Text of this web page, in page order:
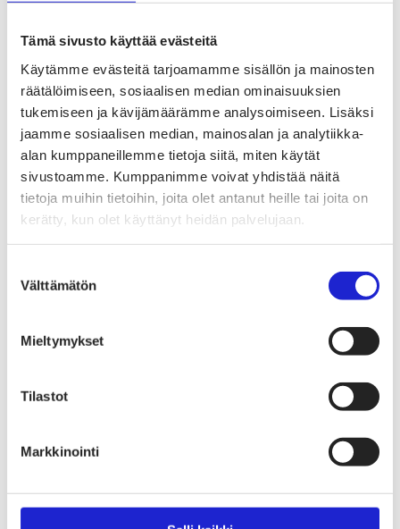
Tämä sivusto käyttää evästeitä
Käytämme evästeitä tarjoamamme sisällön ja mainosten
räätälöimiseen, sosiaalisen median ominaisuuksien
tukemiseen ja kävijämäärämme analysoimiseen. Lisäksi
jaamme sosiaalisen median, mainosalan ja analytiikka-
alan kumppaneillemme tietoja siitä, miten käytät
sivustoamme. Kumppanimme voivat yhdistää näitä
tietoja muihin tietoihin, joita olet antanut heille tai joita on
kerätty, kun olet käyttänyt heidän palvelujaan.
valinta
Välttämätön
Mieltymykset
Tilastot
Markkinointi
Tekstiilien tuottajavastuu (EPR)
Kannanotot ja lausunnot
Lausunnot ja kantapaperit
Pikamuodin rajoittaminen
Vaikuttajaryhmät jäsenyrityksille
Työelämä-vaikuttajaryhmä
Yritysvastuu, kiertotalous ja toimivat markkinat -
vaikuttajaryhmä
Kansainvälinen liiketoiminta ja rahoitus -
vaikuttajaryhmä
Julkiset hankinnat ja huoltovarmuus -
vaikuttajaryhmä
Kestävä tuotepolitiikka​ -vaikuttajaryhmä
Osaaminen ja vetovoima -vaikuttajaryhmä
Suomen Tekstiili & Muodin jäsenyysmuodot
Suomen Tekstiili & Muoti
Mediapankki
Tilastoja Suomen Tekstiili & Muoti ry:stä ja sen